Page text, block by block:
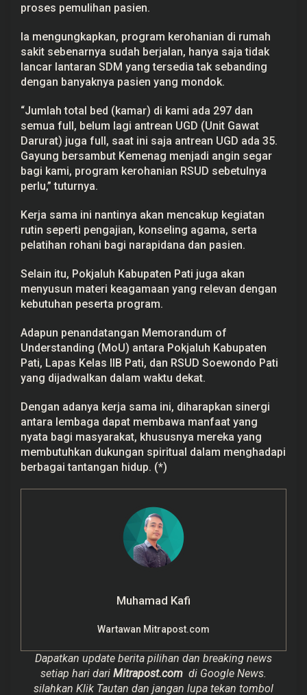
proses pemulihan pasien.
Ia mengungkapkan, program kerohanian di rumah
sakit sebenarnya sudah berjalan, hanya saja tidak
lancar lantaran SDM yang tersedia tak sebanding
dengan banyaknya pasien yang mondok.
“Jumlah total bed (kamar) di kami ada 297 dan
semua full, belum lagi antrean UGD (Unit Gawat
Darurat) juga full, saat ini saja antrean UGD ada 35.
Gayung bersambut Kemenag menjadi angin segar
bagi kami, program kerohanian RSUD sebetulnya
perlu,” tuturnya.
Kerja sama ini nantinya akan mencakup kegiatan
rutin seperti pengajian, konseling agama, serta
pelatihan rohani bagi narapidana dan pasien.
Selain itu, Pokjaluh Kabupaten Pati juga akan
menyusun materi keagamaan yang relevan dengan
kebutuhan peserta program.
Adapun penandatangan Memorandum of
Understanding (MoU) antara Pokjaluh Kabupaten
Pati, Lapas Kelas IIB Pati, dan RSUD Soewondo Pati
yang dijadwalkan dalam waktu dekat.
Dengan adanya kerja sama ini, diharapkan sinergi
antara lembaga dapat membawa manfaat yang
nyata bagi masyarakat, khususnya mereka yang
membutuhkan dukungan spiritual dalam menghadapi
berbagai tantangan hidup. (*)
Muhamad Kafi
Wartawan Mitrapost.com
Dapatkan update berita pilihan dan breaking news
setiap hari dari Mitrapost.com di Google News.
silahkan Klik Tautan dan jangan lupa tekan tombol